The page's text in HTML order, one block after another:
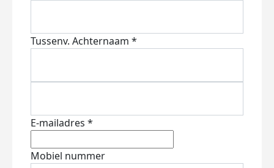
Tussenv. Achternaam *
E-mailadres *
Mobiel nummer